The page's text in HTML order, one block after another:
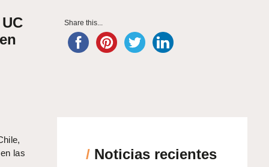
las
Share this...
/Noticias recientes